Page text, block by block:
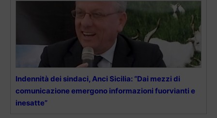
Indennità dei sindaci, Anci Sicilia: “Dai mezzi di
comunicazione emergono informazioni fuorvianti e
inesatte”